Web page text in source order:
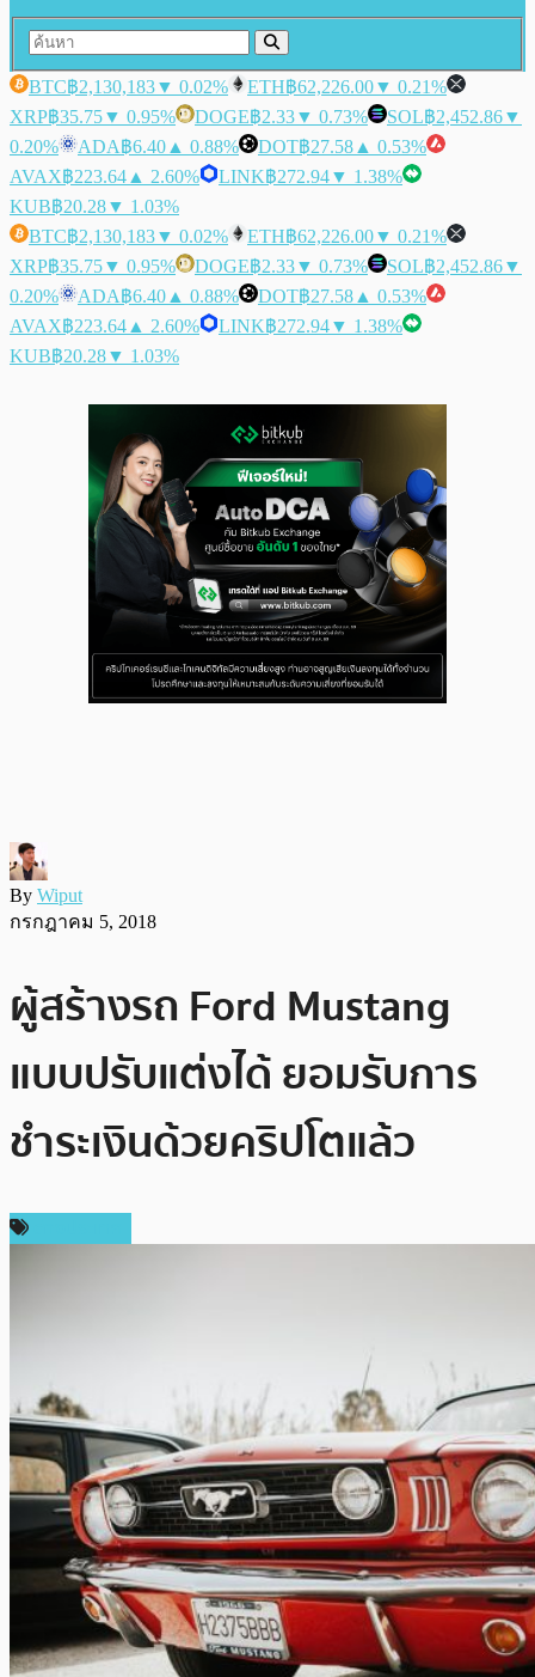
BTC฿2,130,183▼ 0.02% ETH฿62,226.00▼ 0.21%
XRP฿35.75▼ 0.95% DOGE฿2.33▼ 0.73% SOL฿2,452.86▼
0.20%
ADA฿6.40 ▲ 0.88% DOT฿27.58 ▲ 0.53%
AVAX฿223.64 ▲ 2.60% LINK฿272.94▼ 1.38%
KUB฿20.28▼ 1.03%
BTC฿2,130,183▼ 0.02% ETH฿62,226.00▼ 0.21%
XRP฿35.75▼ 0.95% DOGE฿2.33▼ 0.73% SOL฿2,452.86▼
0.20%
ADA฿6.40 ▲ 0.88% DOT฿27.58 ▲ 0.53%
AVAX฿223.64 ▲ 2.60% LINK฿272.94▼ 1.38%
KUB฿20.28▼ 1.03%
By Wiput
กรกฎาคม 5, 2018
ผู้สร้างรถ Ford Mustang
แบบปรับแต่งได้ ยอมรับการ
ชำระเงินด้วยคริปโตแล้ว